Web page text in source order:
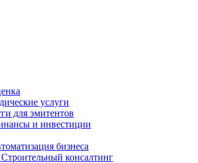
услуги
для эмитентов
и инвестиции
бизнеса
Строительный консалтинг